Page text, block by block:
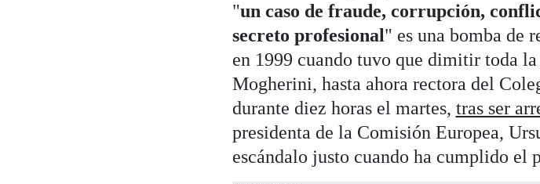
"un caso de fraude, corrupción,
secreto profesional" es una bomba de
en 1999 cuando tuvo que dimitir toda
Mogherini, hasta ahora rectora del
durante diez horas el martes, tras ser
presidenta de la Comisión Europea,
escándalo justo cuando ha cumplido el